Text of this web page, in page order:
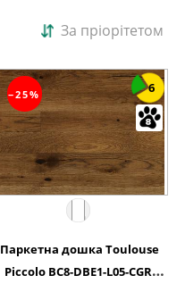
За пріорітетом
−25% 6
Паркетна дошка Toulouse
Piccolo BC8-DBE1-L05-CGR-